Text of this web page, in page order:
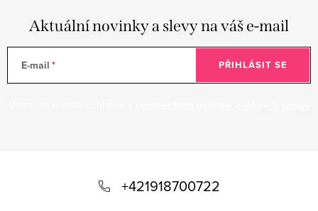
Aktuální novinky a slevy na váš e-mail
E-mail PŘIHLÁSIT SE
+421918700722